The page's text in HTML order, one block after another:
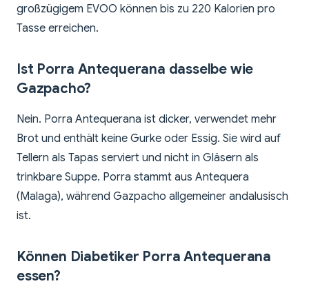
großzügigem EVOO können bis zu 220 Kalorien pro
Tasse erreichen.
Ist Porra Antequerana dasselbe wie
Gazpacho?
Nein. Porra Antequerana ist dicker, verwendet mehr
Brot und enthält keine Gurke oder Essig. Sie wird auf
Tellern als Tapas serviert und nicht in Gläsern als
trinkbare Suppe. Porra stammt aus Antequera
(Malaga), während Gazpacho allgemeiner andalusisch
ist.
Können Diabetiker Porra Antequerana
essen?